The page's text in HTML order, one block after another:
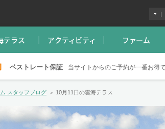
|
テラス アクティビティ ファーム
ベストレート保証 当サイトからのご予約が一番お得で
ム スタッフブログ 10月11日の雲海テラス